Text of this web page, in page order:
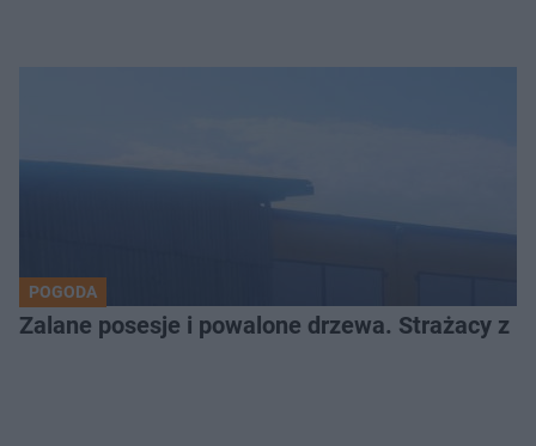
POGODA
Zalane posesje i powalone drzewa. Strażacy z